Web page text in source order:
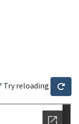
Try reloading